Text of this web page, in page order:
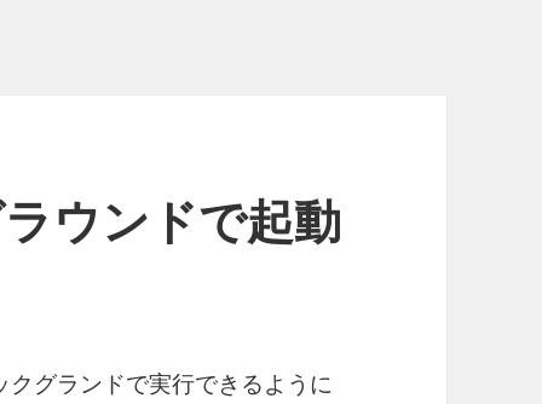
ウンドで起動
グランドで実行できるように